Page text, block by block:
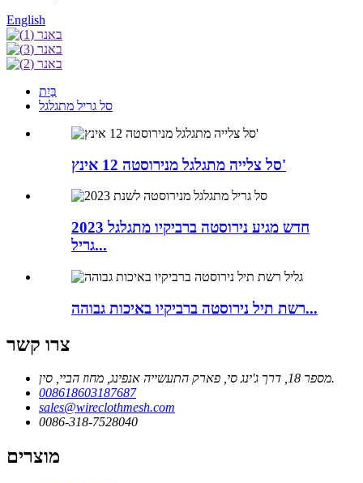
English
בַּיִת
סל גריל מתגלגל
סל צלייה מתגלגל מנירוסטה 12 אינץ'
2023 חדש מגיע נירוסטה ברביקיו מתגלגל
גריל...
רשת תיל נירוסטה ברביקיו באיכות גבוהה...
צרו קשר
מספר 18, דרך ג'ינג סי, פארק התעשייה אנפינג, מחוז הביי, סין.
008618603187687
sales@wireclothmesh.com
0086-318-7528040
מוצרים